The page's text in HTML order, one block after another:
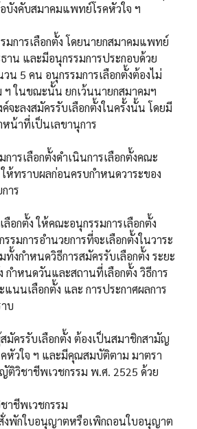
บังคับสมาคมแพทย์โรคหัวใจ ฯ
การเลือกตั้ง โดยนายกสมาคมแพทย์
าน และมีอนุกรรมการประกอบด้วย
น 5 คน อนุกรรมการเลือกตั้งต้องไม่
ฯ ในขณะนั้น ยกเว้นนายกสมาคมฯ
จะลงสมัครรับเลือกตั้งในครั้งนั้น โดยมี
น้าที่เป็นเลขานุการ
ารเลือกตั้งดำเนินการเลือกตั้งคณะ
ห้ทราบผลก่อนครบกำหนดวาระของ
าร
ลือกตั้ง ให้คณะอนุกรรมการเลือกตั้ง
รมการอำนวยการที่จะเลือกตั้งในวาระ
งกำหนดวิธีการสมัครรับเลือกตั้ง ระยะ
กำหนดวันและสถานที่เลือกตั้ง วิธีการ
นนเลือกตั้ง และ การประกาศผลการ
บ
ครรับเลือกตั้ง ต้องเป็นสมาชิกสามัญ
หัวใจ ฯ และมีคุณสมบัติตาม มาตรา
วิชาชีพเวชกรรม พ.ศ. 2525 ด้วย
าชีพเวชกรรม
งพักใบอนุญาตหรือเพิกถอนใบอนุญาต